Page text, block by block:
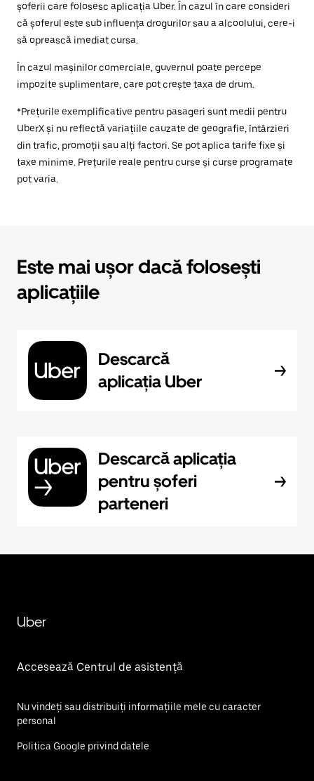
șoferii care folosesc aplicația Uber. În cazul în care consideri
că șoferul este sub influența drogurilor sau a alcoolului, cere-i
să oprească imediat cursa.
În cazul mașinilor comerciale, guvernul poate percepe
impozite suplimentare, care pot crește taxa de drum.
*Prețurile exemplificative pentru pasageri sunt medii pentru
UberX și nu reflectă variațiile cauzate de geografie, întârzieri
din trafic, promoții sau alți factori. Se pot aplica tarife fixe și
taxe minime. Prețurile reale pentru curse și curse programate
pot varia.
Este mai ușor dacă folosești
aplicațiile
Descarcă
aplicația Uber
Descarcă aplicația
pentru șoferi
parteneri
Uber
Accesează Centrul de asistență
Nu vindeți sau distribuiți informațiile mele cu caracter
personal
Politica Google privind datele